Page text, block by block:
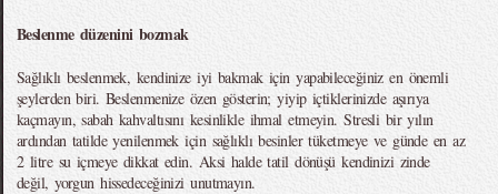
Beslenme düzenini bozmak
Sağlıklı beslenmek, kendinize iyi bakmak için yapabileceğiniz en önemli
şeylerden biri. Beslenmenize özen gösterin; yiyip içtiklerinizde aşırıya
kaçmayın, sabah kahvaltısını kesinlikle ihmal etmeyin. Stresli bir yılın
ardından tatilde yenilenmek için sağlıklı besinler tüketmeye ve günde en az
2 litre su içmeye dikkat edin. Aksi halde tatil dönüşü kendinizi zinde
değil, yorgun hissedeceğinizi unutmayın.